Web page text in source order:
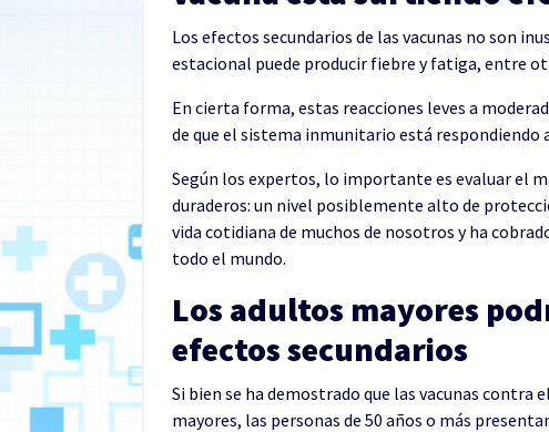
Los efectos secundarios de las vacunas no son
estacional puede producir fiebre y fatiga, entre
En cierta forma, estas reacciones leves a
de que el sistema inmunitario está respondiendo
Según los expertos, lo importante es evaluar el
duraderos: un nivel posiblemente alto de
vida cotidiana de muchos de nosotros y ha
todo el mundo.
Los adultos mayores
efectos secundarios
Si bien se ha demostrado que las vacunas contra
mayores, las personas de 50 años o más